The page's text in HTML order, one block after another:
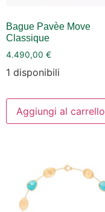
Bague Pavèe Move
Classique
4.490,00 €
1 disponibili
Aggiungi al carrello